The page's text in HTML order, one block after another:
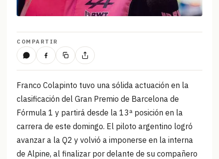
COMPARTIR
Franco Colapinto tuvo una sólida actuación en la
clasificación del Gran Premio de Barcelona de
Fórmula 1 y partirá desde la 13ª posición en la
carrera de este domingo. El piloto argentino logró
avanzar a la Q2 y volvió a imponerse en la interna
de Alpine, al finalizar por delante de su compañero